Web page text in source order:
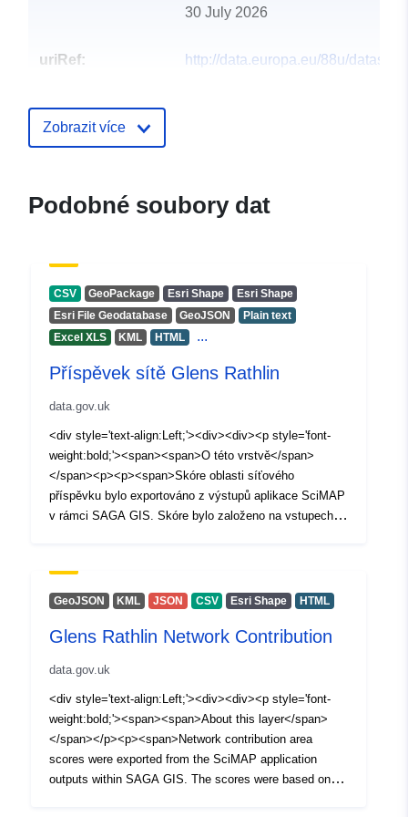
30 July 2026
uriRef:
http://data.europa.eu/88u/dataset/
Zobrazit více
Podobné soubory dat
CSV GeoPackage Esri Shape
Esri Shape
Esri File Geodatabase
GeoJSON
Plain text
Excel XLS
KML HTML ...
Příspěvek sítě Glens Rathlin
data.gov.uk
<div style='text-align:Left;'><div><div><p style='font-
weight:bold;'><span><span>O této vrstvě</span>
</span><p><p><span>Skóre oblasti síťového
příspěvku bylo exportováno z výstupů aplikace SciMAP
v rámci SAGA GIS. Skóre bylo založeno na vstupech z
určena výběrem +1 směrodatné odchylky rozdělení
skóre.</span></p><p style='font-weight:bold;'>
style='margin:1 1 1 20;'><span style='font-
vrstva může být použita pro online vizualizaci ve
webových mapách.</span></span></p><p
style='margin:1 1 1 20;'><span style='font-weight:bold;'>
<span>Analýza: </span></span><span><span>Tato
vrstva může být použita v řídicích panelech.</span>
</span></p><p style='margin:1 1 1 20;'><span
GeoJSON KML JSON CSV Esri Shape HTML
Glens Rathlin Network Contribution
data.gov.uk
<div style='text-align:Left;'><div><div><p style='font-
weight:bold;'><span><span>About this layer</span>
</span></p><p><span>Network contribution area
scores were exported from the SciMAP application
outputs within SAGA GIS. The scores were based on